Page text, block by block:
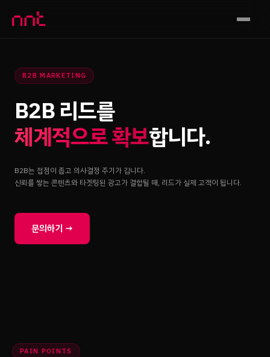
B2B MARKETING
B2B 리드를
체계적으로 확보합니다.
B2B는 접점이 좁고 의사결정 주기가 깁니다.
신뢰를 쌓는 콘텐츠와 타겟팅된 광고가 결합될 때, 리드가 실제 고객이 됩니다.
문의하기 →
PAIN POINTS